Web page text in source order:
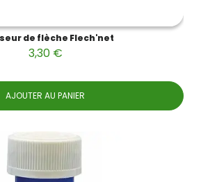
de flèche Flech'net
3,30 €
AJOUTER AU PANIER